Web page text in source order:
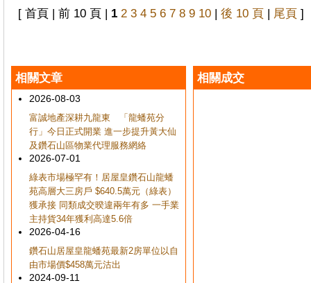
[ 首頁 | 前 10 頁 | 1 2 3 4 5 6 7 8 9 10 | 後 10 頁 | 尾頁 ]
相關文章
2026-08-03
富誠地產深耕九龍東 「龍蟠苑分
行」今日正式開業 進一步提升黃大仙
及鑽石山區物業代理服務網絡
2026-07-01
綠表市場極罕有！居屋皇鑽石山龍蟠
苑高層大三房戶 $640.5萬元（綠表）
獲承接 同類成交暌違兩年有多 一手業
主持貨34年獲利高達5.6倍
2026-04-16
鑽石山居屋皇龍蟠苑最新2房單位以自
由市場價$458萬元沽出
2024-09-11
相關成交